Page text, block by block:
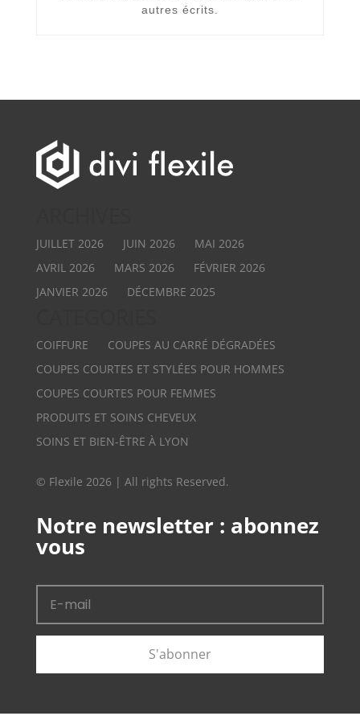
autres écrits.
JUILLET 2026 JUIN 2026
MAI 2026
AVRIL 2026
MARS 2026
FÉVRIER 2026
JANVIER 2026
DÉCEMBRE 2025
COIFFURE
COUPES AU CARRÉ DÉGRADÉES
COUPES COURTES ET STYLÉES POUR HOMMES
COUPES COURTES POUR FEMMES
PRODUITS ET SOINS CHEVEUX
SOINS ET BIEN-ÊTRE À LYON
© Flexile 2026 | All rights Reserved.
Notre newsletter : abonnez
vous
S'abonner